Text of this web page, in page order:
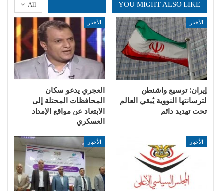
All YOU MIGHT ALSO LIKE
الأخبار
إيران: توسيع واشنطن
لترسانتها النووية يُبقي العالم
تحت تهديد دائم
الأخبار
العجري يدعو سكان
المحافظات المحتلة إلى
الابتعاد عن مواقع الإمداد
العسكري
الأخبار الأخبار